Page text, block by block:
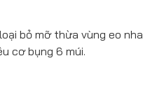
bỏ mỡ thừa vùng eo
cơ bụng 6 múi.